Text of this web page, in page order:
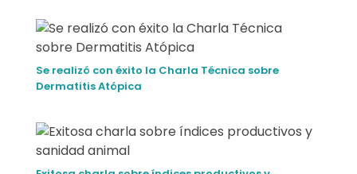
Se realizó con éxito la Charla Técnica sobre
Dermatitis Atópica